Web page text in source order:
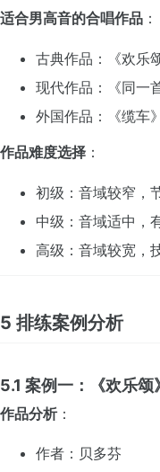
适合男高音的合唱作品 ：
古典作品：《欢乐
现代作品：《同一
外国作品：《缆车
作品难度选择 ：
初级：音域较窄，
中级：音域适中，
高级：音域较宽，
5 排练案例分析
5.1 案例一：《欢乐颂
作品分析：
作者：贝多芬